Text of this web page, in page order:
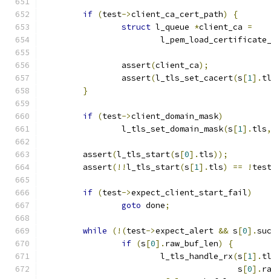
if (test->client_ca_cert_path)
{
struct l_queue *client_ca =
		assert
(client_ca);
		assert
(l_tls_set_cacert(s[1].
}
if (test->client_domain_mask)
		l_tls_set_domain_mask
(s[1]. tls,
	assert
(l_tls_start(s[0]. tls));
	assert
(!!l_tls_start(s[1]. tls) == ! test
if (test->expect_client_start_fail)
goto done;
while (!(test->expect_alert && s[0].
if (s[0]. raw_buf_len)
{
			l_tls_handle_rx
(s[1].
					s
[0].